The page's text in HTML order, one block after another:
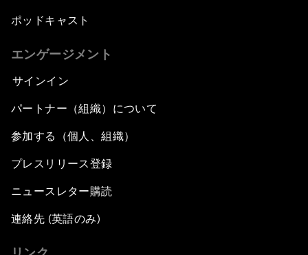
ポッドキャスト
エンゲージメント
サインイン
パートナー（組織）について
参加する（個人、組織）
プレスリリース登録
ニュースレター購読
連絡先 (英語のみ)